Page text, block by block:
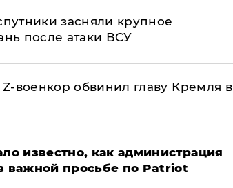
засняли крупное
после атаки ВСУ
военкор обвинил главу Кремля в
известно, как администрация
важной просьбе по Patriot